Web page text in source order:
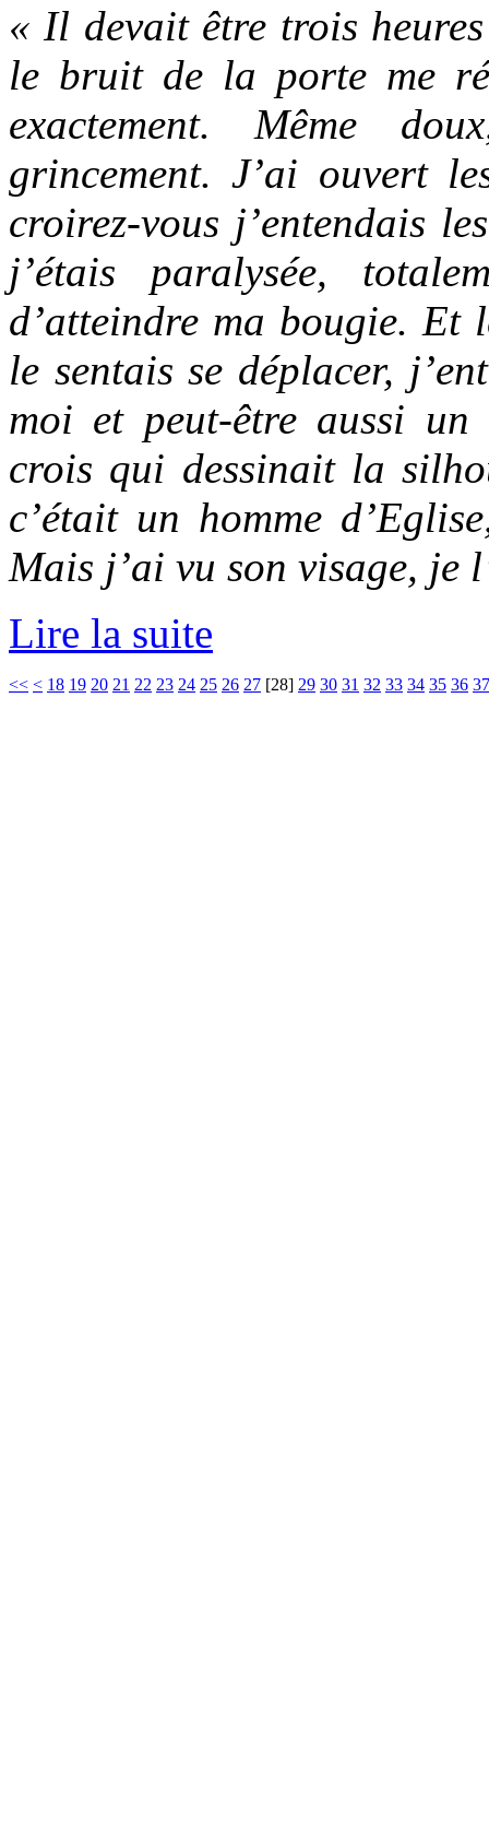
« Il devait être trois
le bruit de la porte me
exactement. Même
grincement. J’ai ouvert
croirez-vous j’entendais
j’étais paralysée,
d’atteindre ma bougie. Et
le sentais se déplacer,
moi et peut-être aussi un
crois qui dessinait la
c’était un homme
Mais j’ai vu son visage, je
Lire la suite
<< < 18 19 20 21 22 23 24 25 26 27 [28] 29 30 31 32 33 34 35 36 37